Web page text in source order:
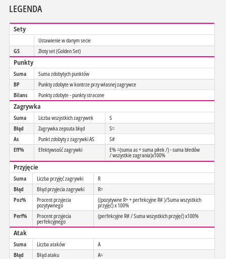
LEGENDA
Sety
Ustawienie w danym secie
GS
Złoty set (Golden Set)
Punkty
Suma
Suma zdobytych punktów
BP
Punkty zdobyte w kontrze przy własnej zagrywce
Bilans
Punkty zdobyte - punkty stracone
Zagrywka
Suma Liczba wszystkich zagrywek
S
Błąd
Zagrywka zepsuta błąd
S=
As
Punkt zdobyty z zagrywki AS
S#
Eff%
Efektywsość zagrywki E% =(suma as + suma piłek /) - suma błedów
/ wszystkie zagrania)x100%
Przyjęcie
Suma Liczba przyjęć zagrywki
R
Błąd
Błąd przyjecia zagrywki
R=
Poz%
Procent przyjecia
pozytywnego
((pozytywne R+ + perfekcyjne R# )/Suma wszystkich
przyjęć) x 100%
Perf%
Procent przyjecia
perfekcyjnego
(perfekcyjne R# / Suma wszystkich przyjęć) x100%
Atak
Suma Liczba ataków
A
Błąd
Błąd ataku
A=